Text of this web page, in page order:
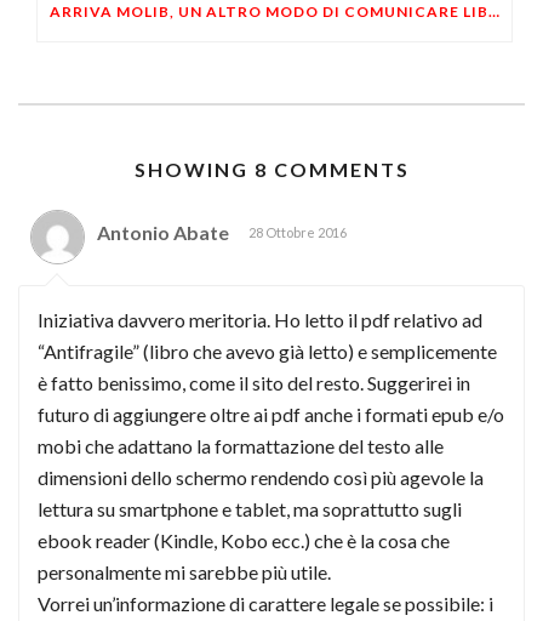
ARRIVA MOLIB, UN ALTRO MODO DI COMUNICARE LIBERTARIO
SHOWING 8 COMMENTS
Antonio Abate 28 Ottobre 2016
Iniziativa davvero meritoria. Ho letto il pdf relativo ad
“Antifragile” (libro che avevo già letto) e semplicemente
è fatto benissimo, come il sito del resto. Suggerirei in
futuro di aggiungere oltre ai pdf anche i formati epub e/o
mobi che adattano la formattazione del testo alle
dimensioni dello schermo rendendo così più agevole la
lettura su smartphone e tablet, ma soprattutto sugli
ebook reader (Kindle, Kobo ecc.) che è la cosa che
personalmente mi sarebbe più utile.
Vorrei un’informazione di carattere legale se possibile: i